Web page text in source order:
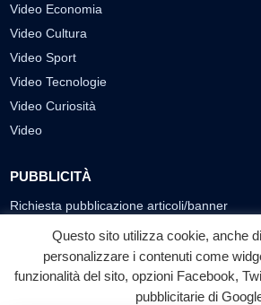
Video Economia
Video Cultura
Video Sport
Video Tecnologie
Video Curiosità
Video
PUBBLICITÀ
Richiesta pubblicazione articoli/banner
SEGUICI SUI SOCIAL
f ◎ ▶
Questo sito utilizza cookie, anche
personalizzare i contenuti come
funzionalità del sito, opzioni Facebook,
pubblicitarie di